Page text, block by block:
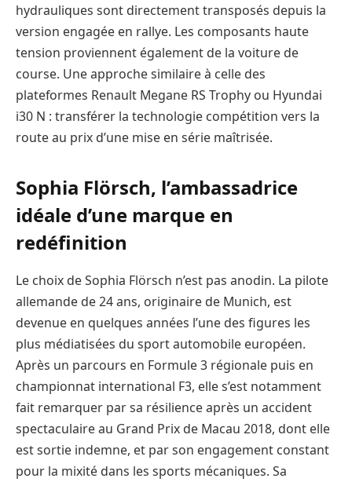
hydrauliques sont directement transposés depuis la
version engagée en rallye. Les composants haute
tension proviennent également de la voiture de
course. Une approche similaire à celle des
plateformes Renault Megane RS Trophy ou Hyundai
i30 N : transférer la technologie compétition vers la
route au prix d’une mise en série maîtrisée.
Sophia Flörsch, l’ambassadrice
idéale d’une marque en
redéfinition
Le choix de Sophia Flörsch n’est pas anodin. La pilote
allemande de 24 ans, originaire de Munich, est
devenue en quelques années l’une des figures les
plus médiatisées du sport automobile européen.
Après un parcours en Formule 3 régionale puis en
championnat international F3, elle s’est notamment
fait remarquer par sa résilience après un accident
spectaculaire au Grand Prix de Macau 2018, dont elle
est sortie indemne, et par son engagement constant
pour la mixité dans les sports mécaniques. Sa